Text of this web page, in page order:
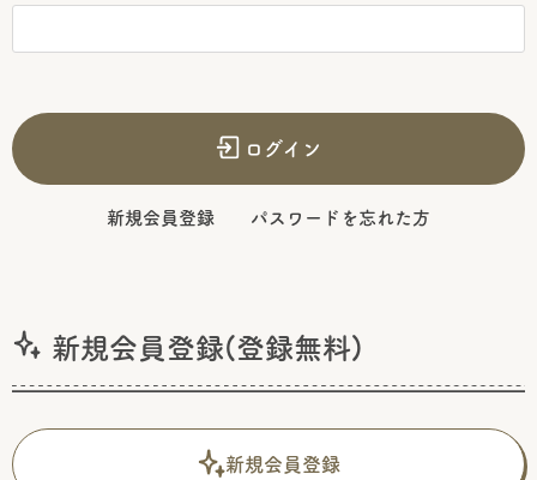
ログイン
新規会員登録 パスワードを忘れた方
新規会員登録(登録無料)
新規会員登録